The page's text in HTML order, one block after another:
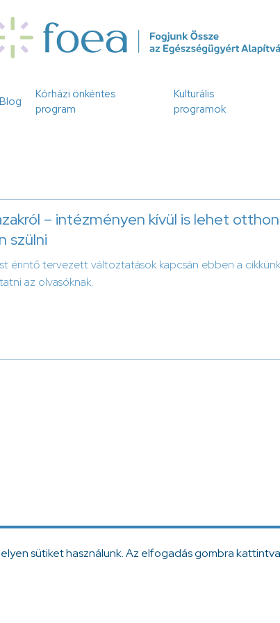
sütiket használunk. Az elfogadás gombra
Blog
Kórházi önkéntes
program
Kulturális
programok
– intézményen kívül is lehet
szülni
érintő tervezett változtatások kapcsán ebben a
az olvasóknak.